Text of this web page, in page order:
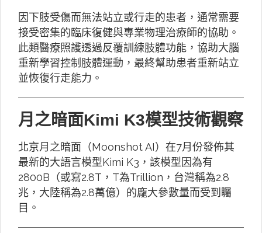
因下肢受傷而無法站立或行走的患者，通常需要
接受密集的臨床復健與專業物理治療師的協助。
此類醫療照護透過反覆訓練肢體功能，協助大腦
重新學習控制肢體運動，最終幫助患者重新站立
並恢復行走能力。
月之暗面Kimi K3模型技術觀察
北京月之暗面（Moonshot AI）在7月份發佈其
最新的大語言模型Kimi K3，該模型因為有
2800B（或寫2.8T，T為Trillion，台灣稱為2.8
兆，大陸稱為2.8萬億）的龐大參數量而受到矚
目。